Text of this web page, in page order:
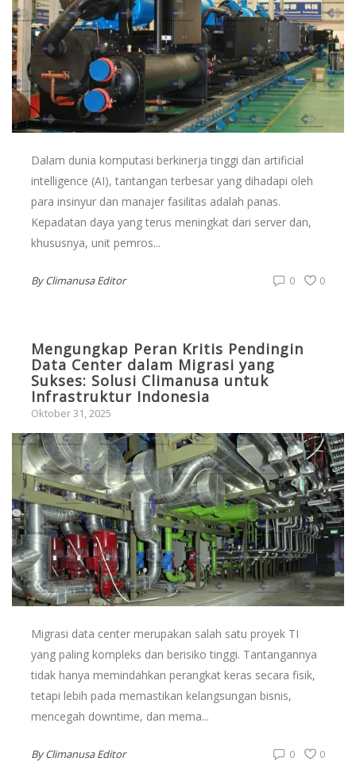
Dalam dunia komputasi berkinerja tinggi dan artificial
intelligence (AI), tantangan terbesar yang dihadapi oleh
para insinyur dan manajer fasilitas adalah panas.
Kepadatan daya yang terus meningkat dari server dan,
khususnya, unit pemros...
ByClimanusa Editor 0
0
Mengungkap Peran Kritis Pendingin
Data Center dalam Migrasi yang
Sukses: Solusi Climanusa untuk
Infrastruktur Indonesia
Oktober 31, 2025
Migrasi data center merupakan salah satu proyek TI
yang paling kompleks dan berisiko tinggi. Tantangannya
tidak hanya memindahkan perangkat keras secara fisik,
tetapi lebih pada memastikan kelangsungan bisnis,
mencegah downtime, dan mema...
ByClimanusa Editor 0
0